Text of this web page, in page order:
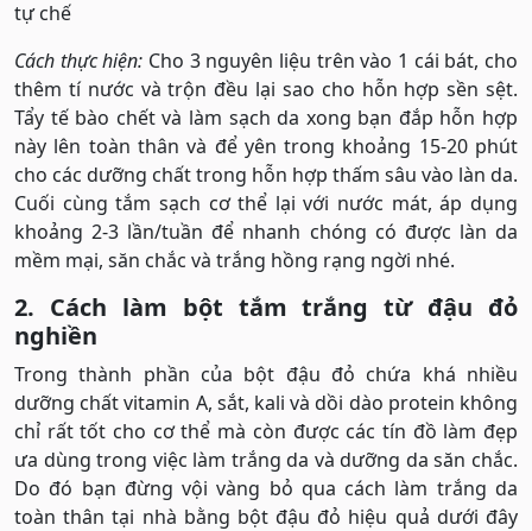
Cách thực hiện: Cho 3 nguyên liệu trên vào 1 cái bát, cho
thêm tí nước và trộn đều lại sao cho hỗn hợp sền sệt.
Tẩy tế bào chết và làm sạch da xong bạn đắp hỗn hợp
này lên toàn thân và để yên trong khoảng 15-20 phút
cho các dưỡng chất trong hỗn hợp thấm sâu vào làn da.
Cuối cùng tắm sạch cơ thể lại với nước mát, áp dụng
khoảng 2-3 lần/tuần để nhanh chóng có được làn da
mềm mại, săn chắc và trắng hồng rạng ngời nhé.
2. Cách làm bột tắm trắng từ đậu đỏ
nghiền
Trong thành phần của bột đậu đỏ chứa khá nhiều
dưỡng chất vitamin A, sắt, kali và dồi dào protein không
chỉ rất tốt cho cơ thể mà còn được các tín đồ làm đẹp
ưa dùng trong việc làm trắng da và dưỡng da săn chắc.
Do đó bạn đừng vội vàng bỏ qua cách làm trắng da
toàn thân tại nhà bằng bột đậu đỏ hiệu quả dưới đây